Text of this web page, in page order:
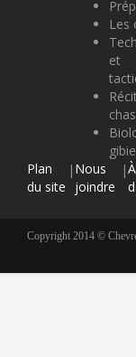
Les
et
Plan
du site
| Nous
joindre
|
Copyright 2014 ©